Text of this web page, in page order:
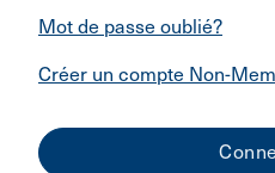
Mot de passe oublié?
Créer un compte Non-